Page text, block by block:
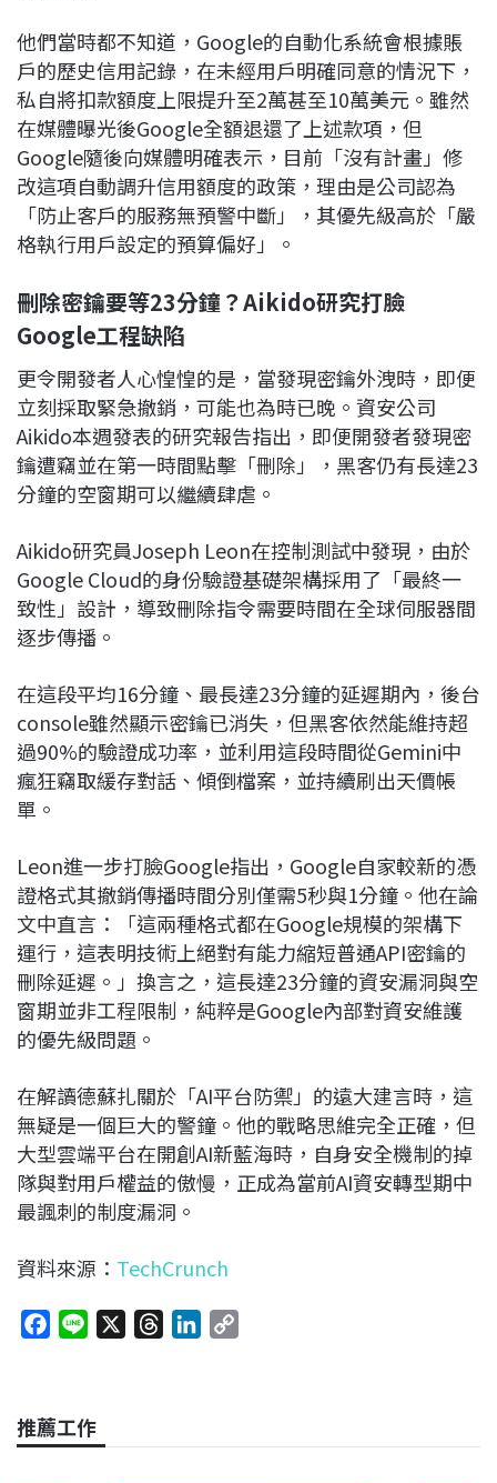
他們當時都不知道，Google的自動化系統會根據賬
戶的歷史信用記錄，在未經用戶明確同意的情況下，
私自將扣款額度上限提升至2萬甚至10萬美元。雖然
在媒體曝光後Google全額退還了上述款項，但
Google隨後向媒體明確表示，目前「沒有計畫」修
改這項自動調升信用額度的政策，理由是公司認為
「防止客戶的服務無預警中斷」，其優先級高於「嚴
格執行用戶設定的預算偏好」。
刪除密鑰要等23分鐘？Aikido研究打臉
Google工程缺陷
更令開發者人心惶惶的是，當發現密鑰外洩時，即便
立刻採取緊急撤銷，可能也為時已晚。資安公司
Aikido本週發表的研究報告指出，即便開發者發現密
鑰遭竊並在第一時間點擊「刪除」，黑客仍有長達23
分鐘的空窗期可以繼續肆虐。
Aikido研究員Joseph Leon在控制測試中發現，由於
Google Cloud的身份驗證基礎架構採用了「最終一
致性」設計，導致刪除指令需要時間在全球伺服器間
逐步傳播。
在這段平均16分鐘、最長達23分鐘的延遲期內，後台
console雖然顯示密鑰已消失，但黑客依然能維持超
過90%的驗證成功率，並利用這段時間從Gemini中
瘋狂竊取緩存對話、傾倒檔案，並持續刷出天價帳
單。
Leon進一步打臉Google指出，Google自家較新的憑
證格式其撤銷傳播時間分別僅需5秒與1分鐘。他在論
文中直言：「這兩種格式都在Google規模的架構下
運行，這表明技術上絕對有能力縮短普通API密鑰的
刪除延遲。」換言之，這長達23分鐘的資安漏洞與空
窗期並非工程限制，純粹是Google內部對資安維護
的優先級問題。
在解讀德蘇扎關於「AI平台防禦」的遠大建言時，這
無疑是一個巨大的警鐘。他的戰略思維完全正確，但
大型雲端平台在開創AI新藍海時，自身安全機制的掉
隊與對用戶權益的傲慢，正成為當前AI資安轉型期中
最諷刺的制度漏洞。
資料來源： TechCrunch
e
b
a
e
L
推薦工作